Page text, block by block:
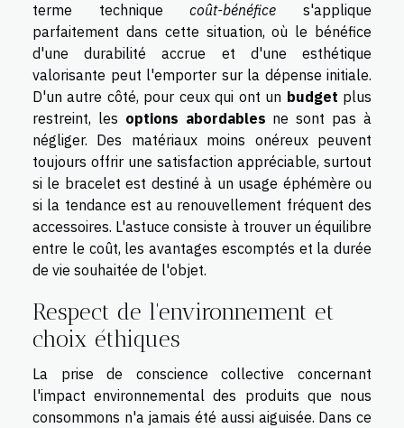
terme techniquecoût-bénéfice s'applique
parfaitement dans cette situation, où le bénéfice
d'une durabilité accrue et d'une esthétique
valorisante peut l'emporter sur la dépense initiale.
D'un autre côté, pour ceux qui ont un budget plus
restreint, les options abordables ne sont pas à
négliger. Des matériaux moins onéreux peuvent
toujours offrir une satisfaction appréciable, surtout
si le bracelet est destiné à un usage éphémère ou
si la tendance est au renouvellement fréquent des
accessoires. L'astuce consiste à trouver un équilibre
entre le coût, les avantages escomptés et la durée
de vie souhaitée de l'objet.
Respect de l'environnement et
choix éthiques
La prise de conscience collective concernant
l'impact environnemental des produits que nous
consommons n'a jamais été aussi aiguisée. Dans ce